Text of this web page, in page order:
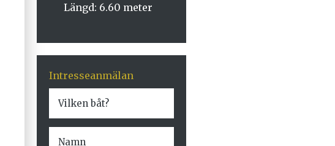
Längd: 6.60 meter
Intresseanmälan